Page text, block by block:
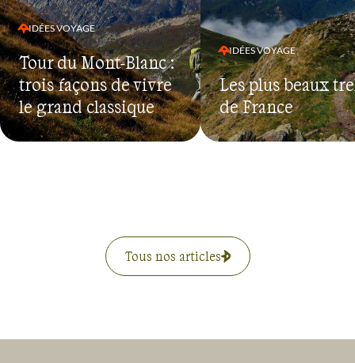
IDÉES VOYAGE
Tour du Mont-Blanc :
trois façons de vivre
le grand classique
IDÉES VOYAGE
Les plus beaux
de France
Tous nos articles